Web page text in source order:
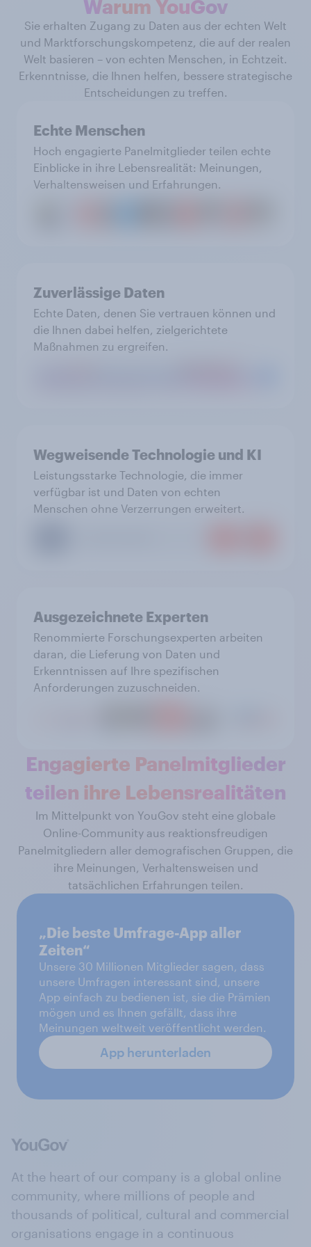
Warum YouGov
Sie erhalten Zugang zu Daten aus der echten Welt
und Marktforschungskompetenz, die auf der realen
Welt basieren – von echten Menschen, in Echtzeit.
Erkenntnisse, die Ihnen helfen, bessere strategische
Entscheidungen zu treffen.
Echte Menschen
Hoch engagierte Panelmitglieder teilen echte
Einblicke in ihre Lebensrealität: Meinungen,
Verhaltensweisen und Erfahrungen.
Zuverlässige Daten
Echte Daten, denen Sie vertrauen können und
die Ihnen dabei helfen, zielgerichtete
Maßnahmen zu ergreifen.
Wegweisende Technologie und KI
Leistungsstarke Technologie, die immer
verfügbar ist und Daten von echten
Menschen ohne Verzerrungen erweitert.
Ausgezeichnete Experten
Renommierte Forschungsexperten arbeiten
daran, die Lieferung von Daten und
Erkenntnissen auf Ihre spezifischen
Anforderungen zuzuschneiden.
Engagierte Panelmitglieder
teilen ihre Lebensrealitäten
Im Mittelpunkt von YouGov steht eine globale
Online-Community aus reaktionsfreudigen
Panelmitgliedern aller demografischen Gruppen, die
ihre Meinungen, Verhaltensweisen und
tatsächlichen Erfahrungen teilen.
„Die beste Umfrage-App aller
Zeiten“
Unsere 30 Millionen Mitglieder sagen, dass
unsere Umfragen interessant sind, unsere
App einfach zu bedienen ist, sie die Prämien
mögen und es Ihnen gefällt, dass ihre
Meinungen weltweit veröffentlicht werden.
App herunterladen
At the heart of our company is a global online
community, where millions of people and
thousands of political, cultural and commercial
organisations engage in a continuous